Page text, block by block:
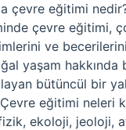
çevre eğitimi
çevre eğitimi,
ve
yaşam hakkında
bütüncül bir
eğitimi neleri
ekoloji, jeoloji,